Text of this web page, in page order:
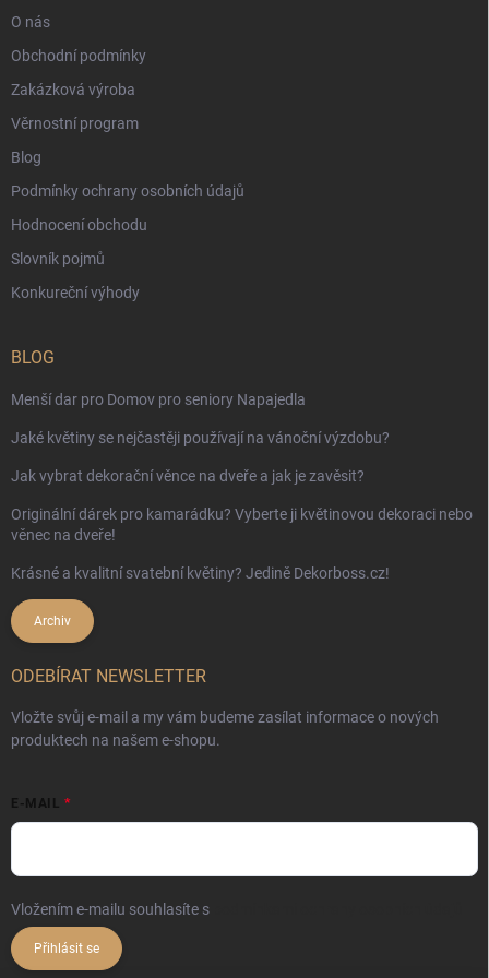
O nás
Obchodní podmínky
Zakázková výroba
Věrnostní program
Blog
Podmínky ochrany osobních údajů
Hodnocení obchodu
Slovník pojmů
Konkureční výhody
BLOG
Menší dar pro Domov pro seniory Napajedla
Jaké květiny se nejčastěji používají na vánoční výzdobu?
Jak vybrat dekorační věnce na dveře a jak je zavěsit?
Originální dárek pro kamarádku? Vyberte ji květinovou dekoraci nebo
věnec na dveře!
Krásné a kvalitní svatební květiny? Jedině Dekorboss.cz!
Archiv
ODEBÍRAT NEWSLETTER
Vložte svůj e-mail a my vám budeme zasílat informace o nových
produktech na našem e-shopu.
E-MAIL
Vložením e-mailu souhlasíte s
Přihlásit se